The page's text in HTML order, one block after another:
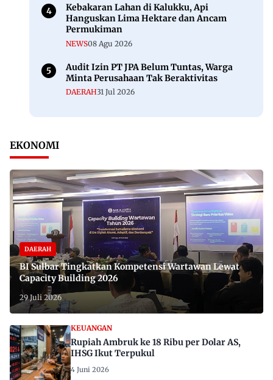
Kebakaran Lahan di Kalukku, Api
Hanguskan Lima Hektare dan Ancam
Permukiman
NEWS08 Agu 2026
Audit Izin PT JPA Belum Tuntas, Warga
Minta Perusahaan Tak Beraktivitas
DAERAH31 Jul 2026
EKONOMI
DAERAH
BI Sulbar Tingkatkan Kompetensi Wartawan Lewat
Capacity Building 2026
29 Juli 2026
KEUANGAN
Rupiah Ambruk ke 18 Ribu per Dolar AS,
IHSG Ikut Terpukul
4 Juni 2026